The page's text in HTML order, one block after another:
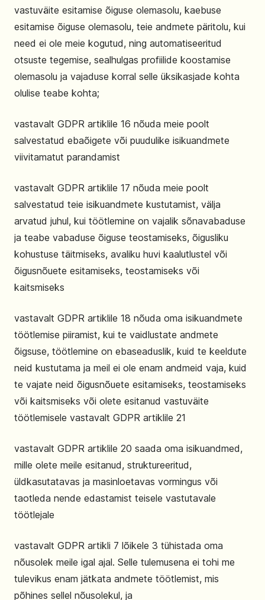
vastuväite esitamise õiguse olemasolu, kaebuse
esitamise õiguse olemasolu, teie andmete päritolu, kui
need ei ole meie kogutud, ning automatiseeritud
otsuste tegemise, sealhulgas profiilide koostamise
olemasolu ja vajaduse korral selle üksikasjade kohta
olulise teabe kohta;
vastavalt GDPR artiklile 16 nõuda meie poolt
salvestatud ebaõigete või puudulike isikuandmete
viivitamatut parandamist
vastavalt GDPR artiklile 17 nõuda meie poolt
salvestatud teie isikuandmete kustutamist, välja
arvatud juhul, kui töötlemine on vajalik sõnavabaduse
ja teabe vabaduse õiguse teostamiseks, õigusliku
kohustuse täitmiseks, avaliku huvi kaalutlustel või
õigusnõuete esitamiseks, teostamiseks või
kaitsmiseks
vastavalt GDPR artiklile 18 nõuda oma isikuandmete
töötlemise piiramist, kui te vaidlustate andmete
õigsuse, töötlemine on ebaseaduslik, kuid te keeldute
neid kustutama ja meil ei ole enam andmeid vaja, kuid
te vajate neid õigusnõuete esitamiseks, teostamiseks
või kaitsmiseks või olete esitanud vastuväite
töötlemisele vastavalt GDPR artiklile 21
vastavalt GDPR artiklile 20 saada oma isikuandmed,
mille olete meile esitanud, struktureeritud,
üldkasutatavas ja masinloetavas vormingus või
taotleda nende edastamist teisele vastutavale
töötlejale
vastavalt GDPR artikli 7 lõikele 3 tühistada oma
nõusolek meile igal ajal. Selle tulemusena ei tohi me
tulevikus enam jätkata andmete töötlemist, mis
põhines sellel nõusolekul, ja